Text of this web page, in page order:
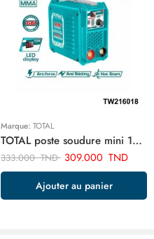
Marque: TOTAL
TOTAL poste soudure mini 160a TW216018
333.000TND 309.000 TND
Ajouter au panier